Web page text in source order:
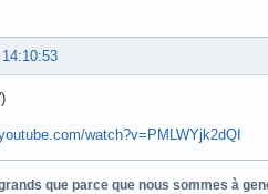
watch?v=PMLWYjk2dQI
que parce que nous sommes à